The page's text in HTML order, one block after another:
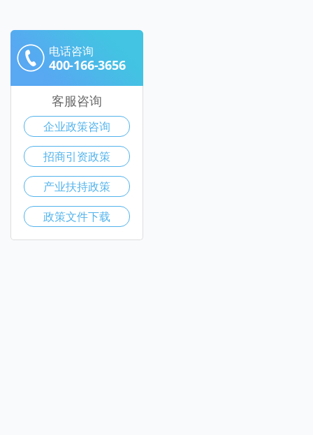
电话咨询
400-166-3656
客服咨询
企业政策咨询
招商引资政策
产业扶持政策
政策文件下载